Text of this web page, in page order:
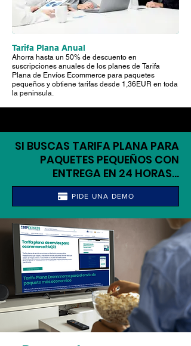
Tarifa Plana Anual
Ahorra hasta un 50% de descuento en
suscripciones anuales de los planes de Tarifa
Plana de Envíos Ecommerce para paquetes
pequeños y obtiene tarifas desde 1,36EUR en toda
la peninsula.
SI BUSCAS TARIFA PLANA PARA
PAQUETES PEQUEÑOS CON
ENTREGA EN 24 HORAS...
PIDE UNA DEMO